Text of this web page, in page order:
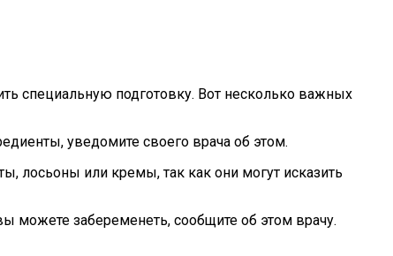
специальную подготовку. Вот несколько важных
уведомите своего врача об этом.
лосьоны или кремы, так как они могут исказить
можете забеременеть, сообщите об этом врачу.